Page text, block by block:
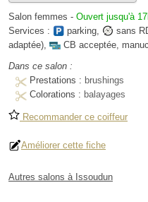
Salon femmes - Ouvert jusqu'à
Services :
parking, sans
adaptée), CB acceptée,
Dans ce salon :
Prestations : brushings
Colorations : balayages
Recommander ce coiffeur
Améliorer cette fiche
Autres salons à Issoudun